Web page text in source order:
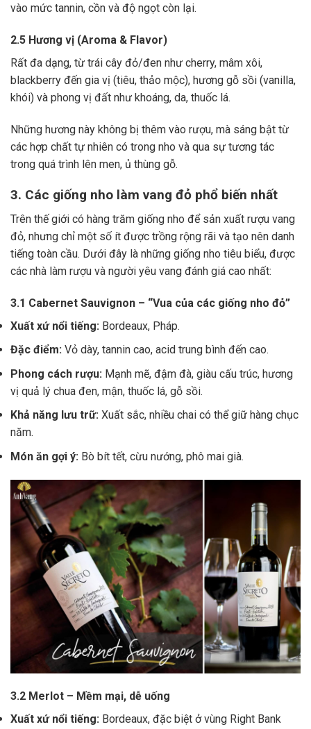
vào mức tannin, cồn và độ ngọt còn lại.
2.5 Hương vị (Aroma & Flavor)
Rất đa dạng, từ trái cây đỏ/đen như cherry, mâm xôi,
blackberry đến gia vị (tiêu, thảo mộc), hương gỗ sồi (vanilla,
khói) và phong vị đất như khoáng, da, thuốc lá.
Những hương này không bị thêm vào rượu, mà sáng bật từ
các hợp chất tự nhiên có trong nho và qua sự tương tác
trong quá trình lên men, ủ thùng gỗ.
3. Các giống nho làm vang đỏ phổ biến nhất
Trên thế giới có hàng trăm giống nho để sản xuất rượu vang
đỏ, nhưng chỉ một số ít được trồng rộng rãi và tạo nên danh
tiếng toàn cầu. Dưới đây là những giống nho tiêu biểu, được
các nhà làm rượu và người yêu vang đánh giá cao nhất:
3.1 Cabernet Sauvignon – “Vua của các giống nho đỏ”
Xuất xứ nổi tiếng: Bordeaux, Pháp.
Đặc điểm: Vỏ dày, tannin cao, acid trung bình đến cao.
Phong cách rượu: Mạnh mẽ, đậm đà, giàu cấu trúc, hương
vị quả lý chua đen, mận, thuốc lá, gỗ sồi.
Khả năng lưu trữ: Xuất sắc, nhiều chai có thể giữ hàng chục
năm.
Món ăn gợi ý: Bò bít tết, cừu nướng, phô mai già.
3.2 Merlot – Mềm mại, dễ uống
Xuất xứ nổi tiếng: Bordeaux, đặc biệt ở vùng Right Bank